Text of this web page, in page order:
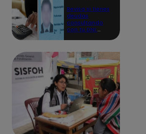
Revisa si tienes
deudas
consultando
con tu DNI: